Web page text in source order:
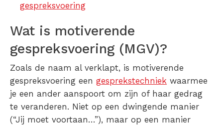
gespreksvoering
Wat is motiverende
gespreksvoering (MGV)?
Zoals de naam al verklapt, is motiverende
gespreksvoering een gesprekstechniek waarmee
je een ander aanspoort om zijn of haar gedrag
te veranderen. Niet op een dwingende manier
(“Jij moet voortaan…”), maar op een manier